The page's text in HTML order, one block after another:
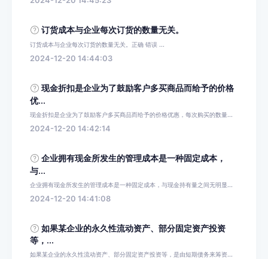
订货成本与企业每次订货的数量无关。
订货成本与企业每次订货的数量无关。正确 错误 ...
2024-12-20 14:44:03
现金折扣是企业为了鼓励客户多买商品而给予的价格
优...
现金折扣是企业为了鼓励客户多买商品而给予的价格优惠，每次购买的数量...
2024-12-20 14:42:14
企业拥有现金所发生的管理成本是一种固定成本，
与...
企业拥有现金所发生的管理成本是一种固定成本，与现金持有量之间无明显...
2024-12-20 14:41:08
如果某企业的永久性流动资产、部分固定资产投资
等，...
如果某企业的永久性流动资产、部分固定资产投资等，是由短期债务来筹资...